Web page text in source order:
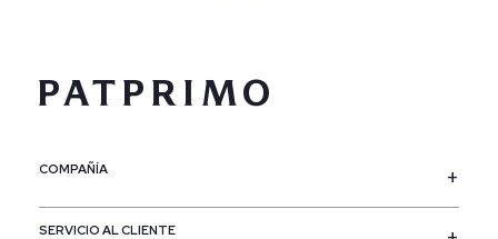
COMPAÑÍA
SERVICIO AL CLIENTE